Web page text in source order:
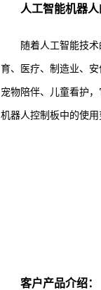
人工智能机器
随着人工智能技
育、医疗、制造业、
宠物陪伴、儿童看护
机器人控制板中的使
客户产品介绍：